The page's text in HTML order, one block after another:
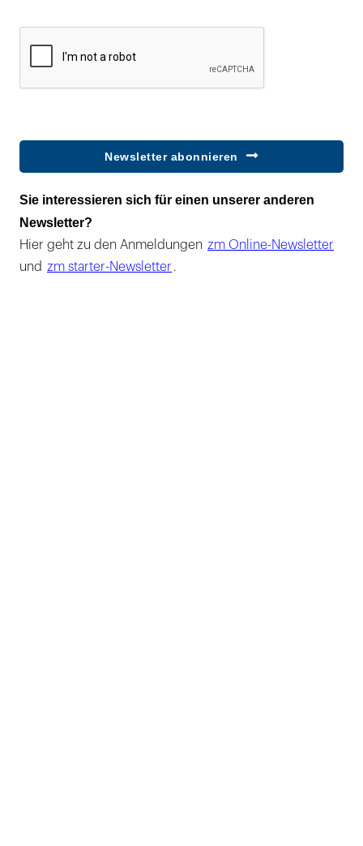
Newsletter abonnieren
Sie interessieren sich für einen unserer anderen
Newsletter?
Hier geht zu den Anmeldungen zm Online-Newsletter
und zm starter-Newsletter .